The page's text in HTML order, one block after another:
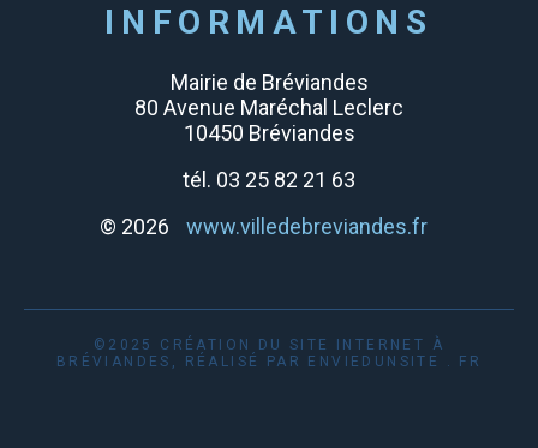
INFORMATIONS
Mairie de Bréviandes
80 Avenue Maréchal Leclerc
10450 Bréviandes
tél. 03 25 82 21 63
© 2026
www.villedebreviandes.fr
©2025 CRÉATION DU SITE INTERNET À
BRÉVIANDES, RÉALISÉ PAR ENVIEDUNSITE . FR